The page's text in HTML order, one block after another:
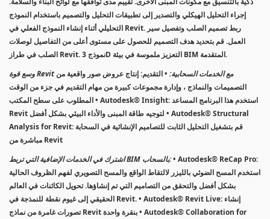
إجراء التحليل الهيكلي والتصدير إلى تطبيقات التحليل والتصميم باستخدام النموذج
التحليلي أثناء إنشاء النموذج الفعلي في Revit. ربط تصميم الصلب وتفصيل سير
العمل. قم بتحديد هدف التصميم للحصول على مستوى أعلى من التفاصيل لوصلات
الصلب في طراز Revit. نموذج 3D التعزيز ملموسة في بيئة BIM المتقدمة.
وسع قوة Revit مع الخدمات السحابية: • التقديم: إنتاج عروض صور واقعية من
التصميمات والنماذج ، وإدارة مجموعات كبيرة من مهام التقديم في جزء من الوقت
المطلوب على سطح المكتب • Autodesk® Insight: استخدم هذا البرنامج المساعد
Revit لتوجيه طاقة المبنى والأداء البيئي بشكل أفضل • Autodesk® Structural
Analysis for Revit: قم بتشغيل التحليل الثابت للتصاميم الإنشائية في السحابة
مباشرة من Revit
اشترك في الخدمات الإضافية التي تربط BIM بالسحاب:• Autodesk® ReCap Pro:
استخدم المسح الضوئي بالليزر لالتقاط الواقع والمسح التصويري لفهم الظروف الحالية
بشكل أفضل والتحقق من التصاميم التي تم إنشاؤها. تحويل الكائنات في العالم
الحقيقي إلى غيوم نقطة للنمذجة في Revit. • Autodesk® Revit Live: إنشاء
تصورات غامرة من نماذج Revit بنقرة واحدة • Autodesk® Collaboration for